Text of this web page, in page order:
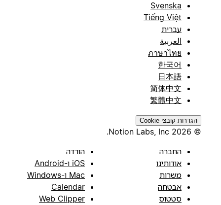
Svenska
Tiếng Việt
עברית
العربية
ภาษาไทย
한국어
日本語
简体中文
繁體中文
הגדרות קובצי Cookie
© 2026 Notion Labs, Inc.
החברה
אודותינו
משרות
אבטחה
סטטוס
הורדה
iOS ו-Android
Mac ו-Windows
Calendar
Web Clipper